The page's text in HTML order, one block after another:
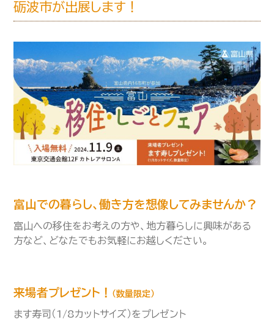
砺波市が出展します！
富山での暮らし、働き方を想像してみませんか？
富山への移住をお考えの方や、地方暮らしに興味がある
方など、どなたでもお気軽にお越しください。
来場者プレゼント！ （数量限定）
ます寿司（1/8カットサイズ）をプレゼント